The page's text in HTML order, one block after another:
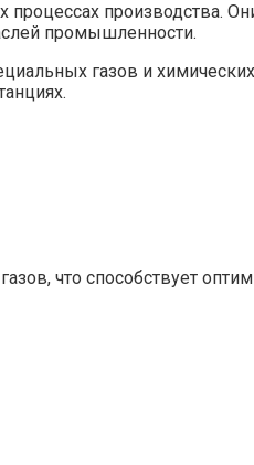
производства.
промышленности.
газов и
что способствует